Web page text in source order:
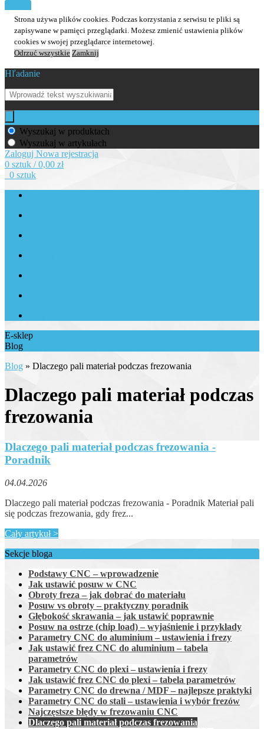
Strona używa plików cookies. Podczas korzystania z serwisu te pliki są
zapisywane w pamięci przeglądarki. Możesz zmienić ustawienia plików
cookies w swojej przeglądarce internetowej.
Odrzuć wszystkie Zamknij
Hľadanie
Wyszukaj w produktach
Wyszukaj w artykułach
Zaloguj Nowa rejestracja
0 sztuk / 0,00 zł
0 sztuk
E-sklep
Blog
Blog » Dlaczego pali materiał podczas frezowania
Dlaczego pali materiał podczas
frezowania
Dlaczego pali materiał podczas frezowania -
Poradnik
04.04.2026
Dlaczego pali materiał podczas frezowania - Poradnik Materiał pali
się podczas frezowania, gdy frez...
Cały artykuł >
Sekcje bloga
Podstawy CNC – wprowadzenie
Jak ustawić posuw w CNC
Obroty freza – jak dobrać do materiału
Posuw vs obroty – praktyczny poradnik
Głębokość skrawania – jak ustawić poprawnie
Posuw na ostrze (chip load) – wyjaśnienie i przykłady
Parametry CNC do aluminium – ustawienia i frezy
Jak ustawić frez CNC do aluminium – tabela
parametrów
Parametry CNC do plexi – ustawienia i frezy
Jak ustawić frez CNC do plexi – tabela parametrów
Parametry CNC do drewna / MDF – najlepsze praktyki
Parametry CNC do stali – ustawienia i wybór frezów
Najczęstsze błędy w frezowaniu CNC
Dlaczego pali materiał podczas frezowania